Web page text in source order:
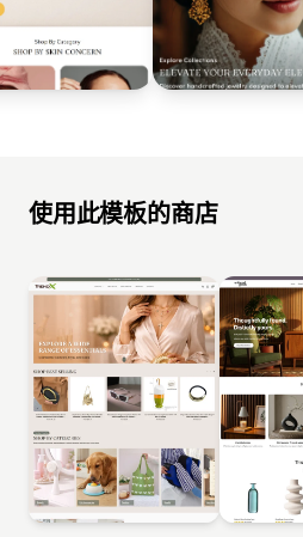
使用此模板的商店